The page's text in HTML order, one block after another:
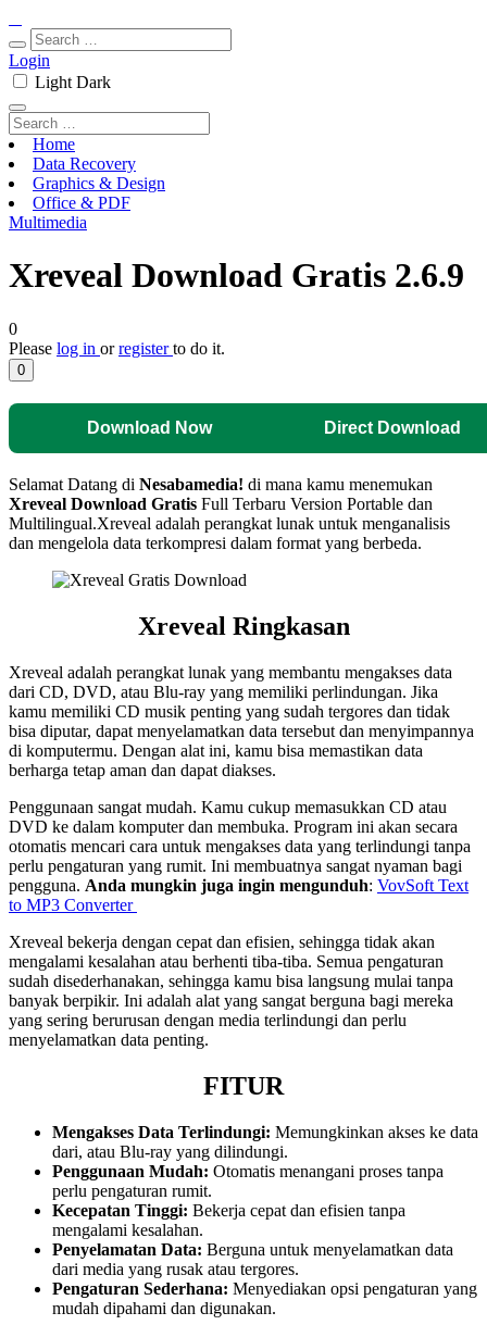
Login
Light Dark
Home
Data Recovery
Graphics & Design
Office & PDF
Multimedia
Xreveal Download Gratis 2.6.9
0
Please log in orregisterto do it.
0
Download Now Direct Download
Selamat Datang di Nesabamedia! di mana kamu menemukan
Xreveal Download Gratis Full Terbaru Version Portable dan
Multilingual.Xreveal adalah perangkat lunak untuk menganalisis
dan mengelola data terkompresi dalam format yang berbeda.
Xreveal Ringkasan
Xreveal adalah perangkat lunak yang membantu mengakses data
dari CD, DVD, atau Blu-ray yang memiliki perlindungan. Jika
kamu memiliki CD musik penting yang sudah tergores dan tidak
bisa diputar, dapat menyelamatkan data tersebut dan menyimpannya
di komputermu. Dengan alat ini, kamu bisa memastikan data
berharga tetap aman dan dapat diakses.
Penggunaan sangat mudah. Kamu cukup memasukkan CD atau
DVD ke dalam komputer dan membuka. Program ini akan secara
otomatis mencari cara untuk mengakses data yang terlindungi tanpa
perlu pengaturan yang rumit. Ini membuatnya sangat nyaman bagi
pengguna. Anda mungkin juga ingin mengunduh: VovSoft Text
to MP3 Converter
Xreveal bekerja dengan cepat dan efisien, sehingga tidak akan
mengalami kesalahan atau berhenti tiba-tiba. Semua pengaturan
sudah disederhanakan, sehingga kamu bisa langsung mulai tanpa
banyak berpikir. Ini adalah alat yang sangat berguna bagi mereka
yang sering berurusan dengan media terlindungi dan perlu
menyelamatkan data penting.
FITUR
Mengakses Data Terlindungi: Memungkinkan akses ke data
dari, atau Blu-ray yang dilindungi.
Penggunaan Mudah: Otomatis menangani proses tanpa
perlu pengaturan rumit.
Kecepatan Tinggi: Bekerja cepat dan efisien tanpa
mengalami kesalahan.
Penyelamatan Data: Berguna untuk menyelamatkan data
dari media yang rusak atau tergores.
Pengaturan Sederhana: Menyediakan opsi pengaturan yang
mudah dipahami dan digunakan.